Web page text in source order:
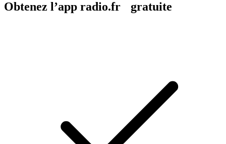
Obtenez l’app radio.fr gratuite